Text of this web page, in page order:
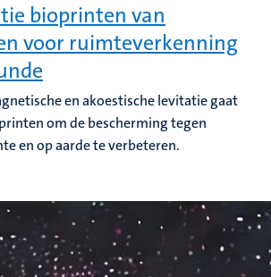
bioprinten van
voor ruimteverkenning
en akoestische levitatie gaat
om de bescherming tegen
en op aarde te verbeteren.